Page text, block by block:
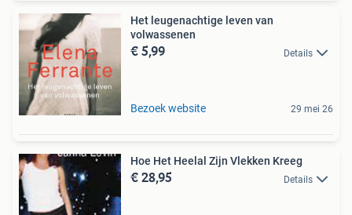
Het leugenachtige leven van
volwassenen
€ 5,99 Details
Bezoek website 29 mei 26
Hoe Het Heelal Zijn Vlekken Kreeg
€ 28,95 Details